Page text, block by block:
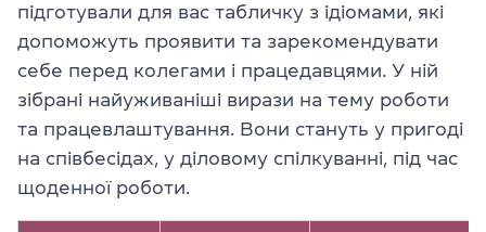
підготували для вас табличку з ідіомами, які
допоможуть проявити та зарекомендувати
себе перед колегами і працедавцями. У ній
зібрані найуживаніші вирази на тему роботи
та працевлаштування. Вони стануть у пригоді
на співбесідах, у діловому спілкуванні, під час
щоденної роботи.